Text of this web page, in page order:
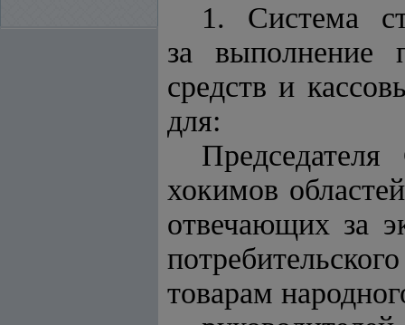
1. Система
за выполнение
средств и
для:
хокимов
отвечающих за
товарам